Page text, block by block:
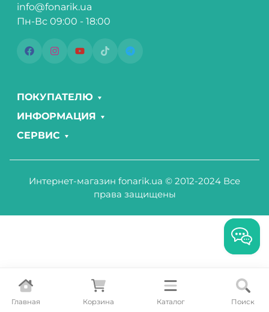
Главная Корзина Каталог Поиск
info@fonarik.ua
Пн-Вс 09:00 - 18:00
ПОКУПАТЕЛЮ
ИНФОРМАЦИЯ
СЕРВИС
Интернет-магазин fonarik.ua © 2012-2024 Все
права защищены